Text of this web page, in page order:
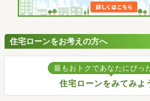
住宅ローンをお考えの方へ
最もおトクであなたにぴっ
住宅ローンをみてみよ